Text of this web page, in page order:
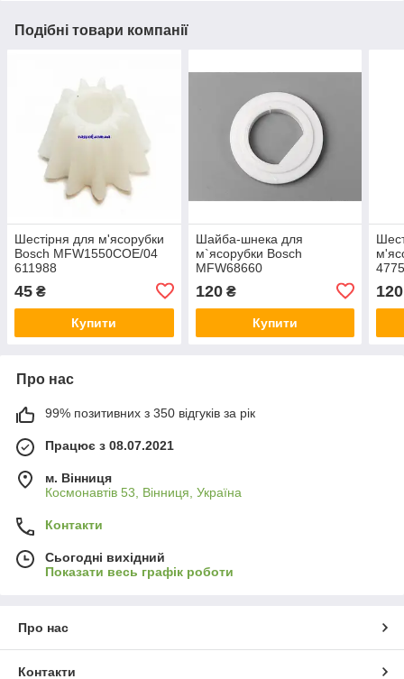
Подібні товари компанії
Шестірня для м'ясорубки
Bosch MFW1550COE/04
611988
45 ₴
Купити
Шайба-шнека для
м`ясорубки Bosch
MFW68660
120₴
Купити
120
Про нас
99% позитивних з 350 відгуків за рік
Працює з 08.07.2021
м. Вінниця
Космонавтів 53, Вінниця, Україна
Контакти
Сьогодні вихідний
Показати весь графік роботи
Про нас
Контакти